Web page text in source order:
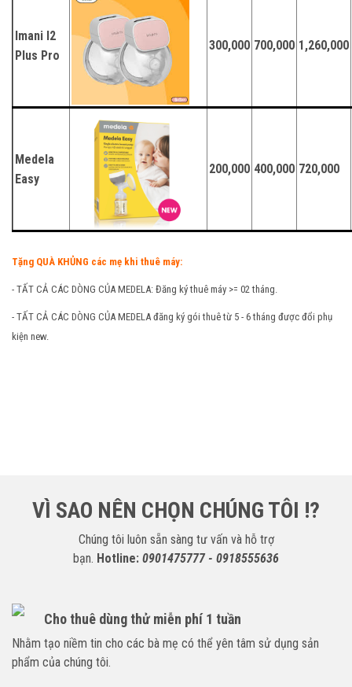
Imani I2
Plus Pro
300,000 700,000 1,260,000
Medela
Easy
200,000 400,000 720,000
Tặng QUÀ KHỦNG các mẹ khi thuê máy:
- TẤT CẢ CÁC DÒNG CỦA MEDELA: Đăng ký thuê máy >= 02 tháng.
- TẤT CẢ CÁC DÒNG CỦA MEDELA đăng ký gói thuê từ 5 - 6 tháng được đổi phụ
kiện new.
VÌ SAO NÊN CHỌN CHÚNG TÔI !?
Chúng tôi luôn sẵn sàng tư vấn và hỗ trợ
bạn. Hotline: 0901475777 - 0918555636
Cho thuê dùng thử miễn phí 1 tuần
Nhằm tạo niềm tin cho các bà mẹ có thể yên tâm sử dụng sản
phẩm của chúng tôi.